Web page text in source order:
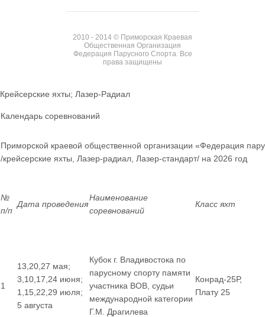
2010 - 2014 © Приморская Краевая
Общественная Организация
Федерация Парусного Спорта. Все
права защищены
Крейсерские яхты; Лазер-Радиал
Календарь соревнований
Приморской краевой общественной организации «Федерация
/крейсерские яхты, Лазер-радиал, Лазер-стандарт/ на 2026 год
№
п/п
Дата проведения
Наименование
соревнований
Класс яхт
1
13,20,27 мая;
3,10,17,24 июня;
1,15,22,29 июля;
5 августа
Кубок г. Владивостока по
парусному спорту памяти
участника ВОВ, судьи
международной категории
Г.М. Драгилева
Конрад-25Р,
Плату 25